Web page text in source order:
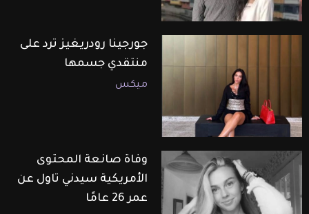
جورجينا رودريغيز ترد على
منتقدي جسمها
ميكس
وفاة صانعة المحتوى
الأمريكية سيدني تاول عن
عمر 26 عامًا